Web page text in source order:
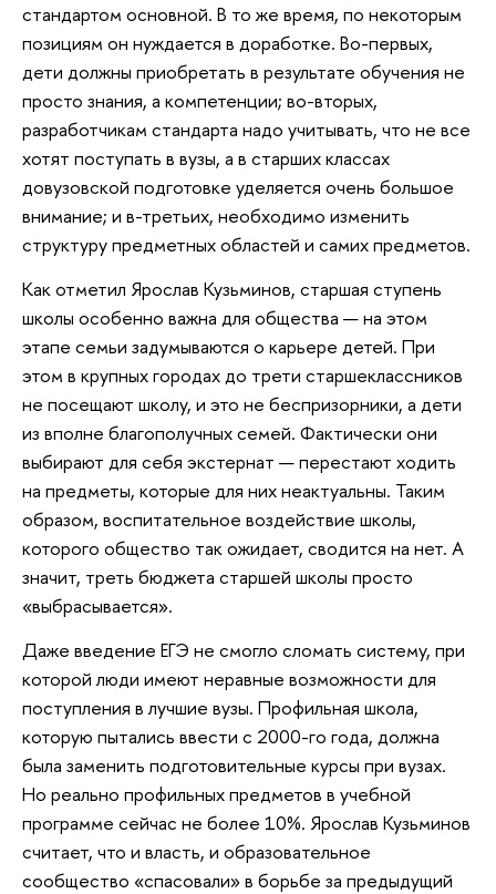
стандартом основной. В то же время, по некоторым
позициям он нуждается в доработке. Во-первых,
дети должны приобретать в результате обучения не
просто знания, а компетенции; во-вторых,
разработчикам стандарта надо учитывать, что не все
хотят поступать в вузы, а в старших классах
довузовской подготовке уделяется очень большое
внимание; и в-третьих, необходимо изменить
структуру предметных областей и самих предметов.
Как отметил Ярослав Кузьминов, старшая ступень
школы особенно важна для общества — на этом
этапе семьи задумываются о карьере детей. При
этом в крупных городах до трети старшеклассников
не посещают школу, и это не беспризорники, а дети
из вполне благополучных семей. Фактически они
выбирают для себя экстернат — перестают ходить
на предметы, которые для них неактуальны. Таким
образом, воспитательное воздействие школы,
которого общество так ожидает, сводится на нет. А
значит, треть бюджета старшей школы просто
«выбрасывается».
Даже введение ЕГЭ не смогло сломать систему, при
которой люди имеют неравные возможности для
поступления в лучшие вузы. Профильная школа,
которую пытались ввести с 2000-го года, должна
была заменить подготовительные курсы при вузах.
Но реально профильных предметов в учебной
программе сейчас не более 10%. Ярослав Кузьминов
считает, что и власть, и образовательное
сообщество «спасовали» в борьбе за предыдущий